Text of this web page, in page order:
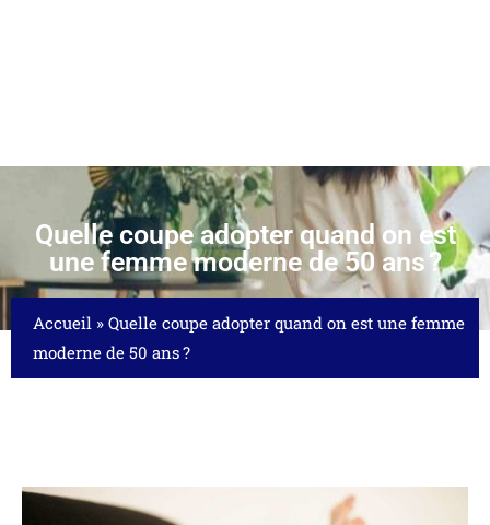
Quelle coupe adopter quand on est
une femme moderne de 50 ans ?
Accueil » Quelle coupe adopter quand on est une femme
moderne de 50 ans ?